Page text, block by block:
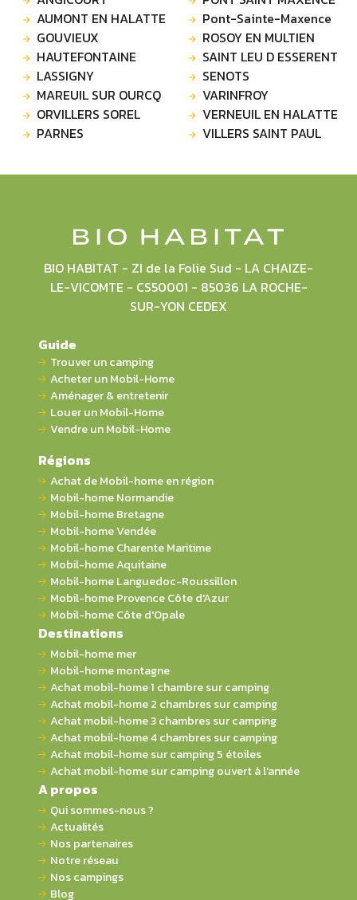
AUMONT EN HALATTE
GOUVIEUX
HAUTEFONTAINE
LASSIGNY
MAREUIL SUR OURCQ
ORVILLERS SOREL
PARNES
Pont-Sainte-Maxence
ROSOY EN MULTIEN
SAINT LEU D ESSERENT
SENOTS
VARINFROY
VERNEUIL EN HALATTE
VILLERS SAINT PAUL
BIO HABITAT - ZI de la Folie Sud - LA CHAIZE-
LE-VICOMTE - CS50001 - 85036 LA ROCHE-
SUR-YON CEDEX
Guide
Trouver un camping
Acheter un Mobil-Home
Aménager & entretenir
Louer un Mobil-Home
Vendre un Mobil-Home
Régions
Achat de Mobil-home en région
Mobil-home Normandie
Mobil-home Bretagne
Mobil-home Vendée
Mobil-home Charente Maritime
Mobil-home Aquitaine
Mobil-home Languedoc-Roussillon
Mobil-home Provence Côte d'Azur
Mobil-home Côte d'Opale
Destinations
Mobil-home mer
Mobil-home montagne
Achat mobil-home 1 chambre sur camping
Achat mobil-home 2 chambres sur camping
Achat mobil-home 3 chambres sur camping
Achat mobil-home 4 chambres sur camping
Achat mobil-home sur camping 5 étoiles
Achat mobil-home sur camping ouvert à l'année
A propos
Qui sommes-nous ?
Actualités
Nos partenaires
Notre réseau
Nos campings
Blog